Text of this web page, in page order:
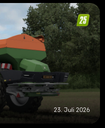
23. Juli 2026